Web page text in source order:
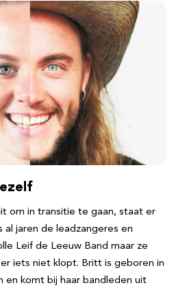
om in transitie te gaan, staat er
al jaren de leadzangeres en
Leif de Leeuw Band maar ze
iets niet klopt. Britt is geboren in
en komt bij haar bandleden uit